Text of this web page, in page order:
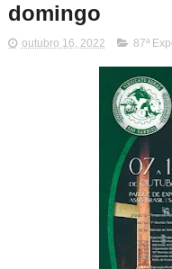
domingo
outubro 16, 2022 87ª